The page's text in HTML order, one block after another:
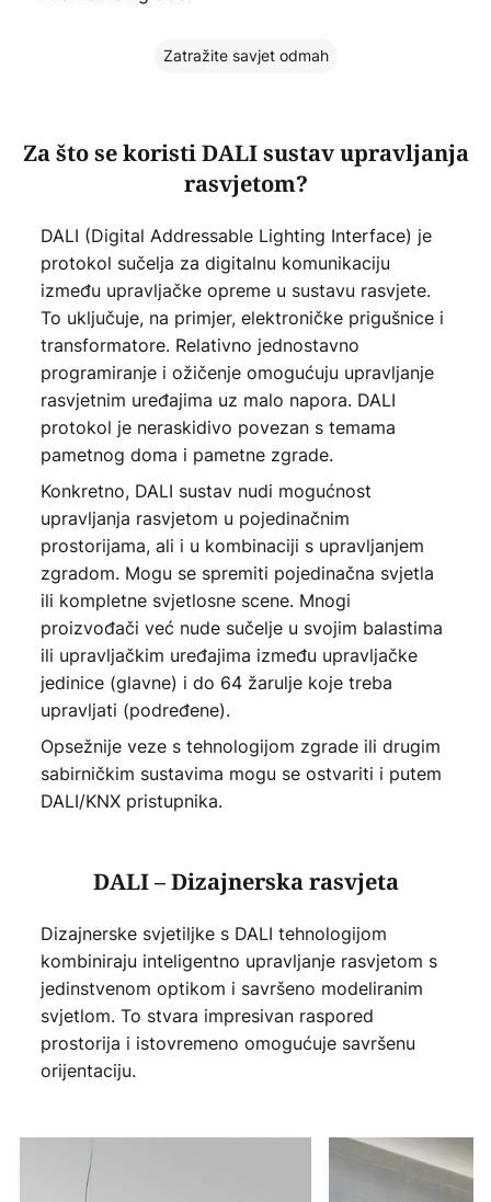
Zatražite savjet odmah
Za što se koristi DALI sustav upravljanja
rasvjetom?
DALI (Digital Addressable Lighting Interface) je
protokol sučelja za digitalnu komunikaciju
između upravljačke opreme u sustavu rasvjete.
To uključuje, na primjer, elektroničke prigušnice i
transformatore. Relativno jednostavno
programiranje i ožičenje omogućuju upravljanje
rasvjetnim uređajima uz malo napora. DALI
protokol je neraskidivo povezan s temama
pametnog doma i pametne zgrade.
Konkretno, DALI sustav nudi mogućnost
upravljanja rasvjetom u pojedinačnim
prostorijama, ali i u kombinaciji s upravljanjem
zgradom. Mogu se spremiti pojedinačna svjetla
ili kompletne svjetlosne scene. Mnogi
proizvođači već nude sučelje u svojim balastima
ili upravljačkim uređajima između upravljačke
jedinice (glavne) i do 64 žarulje koje treba
upravljati (podređene).
Opsežnije veze s tehnologijom zgrade ili drugim
sabirničkim sustavima mogu se ostvariti i putem
DALI/KNX pristupnika.
DALI – Dizajnerska rasvjeta
Dizajnerske svjetiljke s DALI tehnologijom
kombiniraju inteligentno upravljanje rasvjetom s
jedinstvenom optikom i savršeno modeliranim
svjetlom. To stvara impresivan raspored
prostorija i istovremeno omogućuje savršenu
orijentaciju.